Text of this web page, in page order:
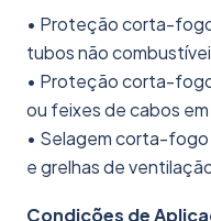
• Proteção corta-
tubos não
• Proteção corta-
ou feixes de cabos
• Selagem corta-
e grelhas de
Condições de